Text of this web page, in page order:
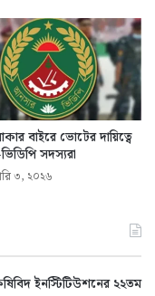
বাইরে ভোটের দায়িত্বে
সদস্যরা
৩, ২০২৬
ইনস্টিটিউশনের ২২তম